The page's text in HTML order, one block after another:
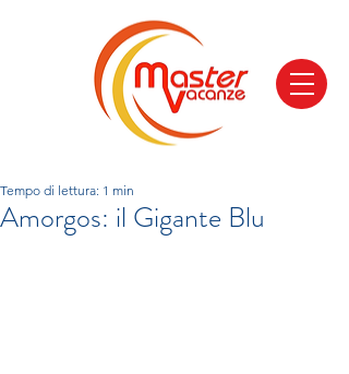
Amorgos: il Gigante Blu
Tempo di lettura: 1 min